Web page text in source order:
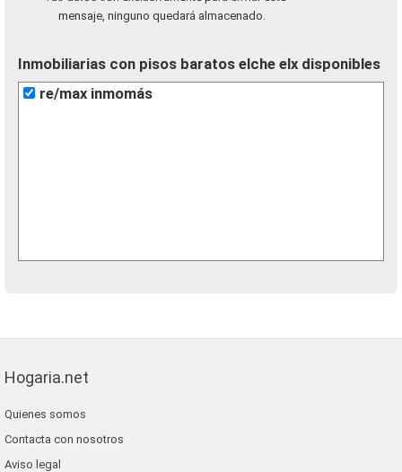
mensaje, ninguno quedará almacenado.
Inmobiliarias con pisos baratos elche elx disponibles
re/max inmomás
Hogaria.net
Quienes somos
Contacta con nosotros
Aviso legal